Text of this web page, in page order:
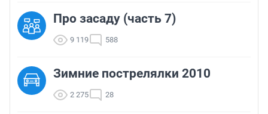
Про засаду (часть 7)
9 119 588
Зимние пострелялки 2010
2 275 28